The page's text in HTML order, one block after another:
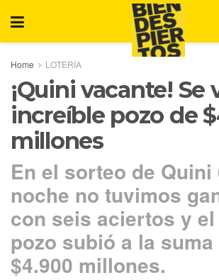
Home LOTERÍA
¡Quini vacante! Se
increíble pozo de
millones
En el sorteo de Quini
noche no tuvimos
con seis aciertos y
pozo subió a la suma
$4.900 millones.